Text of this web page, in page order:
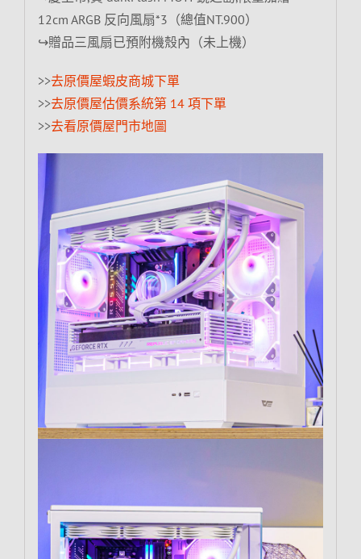
12cm ARGB 反向風扇*3（總值NT.900）
↪贈品三風扇已預附機殼內（未上機）
>>去原價屋蝦皮商城下單
>>去原價屋估價系統第 14 項下單
>>去看原價屋門市地圖